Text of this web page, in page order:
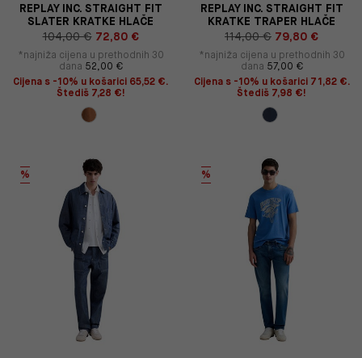
REPLAY INC. STRAIGHT FIT
SLATER KRATKE HLAČE
104,00 € 72,80 €
*najniža cijena u prethodnih 30
dana 52,00 €
Cijena s -10% u košarici 65,52 €.
Štediš 7,28 €!
REPLAY INC. STRAIGHT FIT
KRATKE TRAPER HLAČE
114,00 € 79,80 €
*najniža cijena u prethodnih 30
dana 57,00 €
Cijena s -10% u košarici 71,82 €.
Štediš 7,98 €!
% %